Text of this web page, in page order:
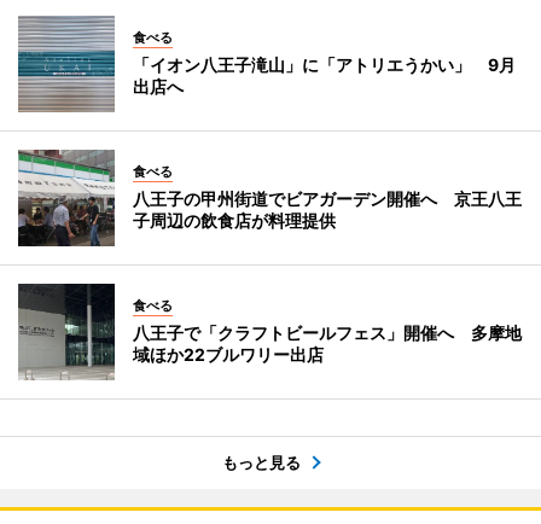
食べる
「イオン八王子滝山」に「アトリエうかい」 9月
出店へ
食べる
八王子の甲州街道でビアガーデン開催へ 京王八王
子周辺の飲食店が料理提供
食べる
八王子で「クラフトビールフェス」開催へ 多摩地
域ほか22ブルワリー出店
もっと見る